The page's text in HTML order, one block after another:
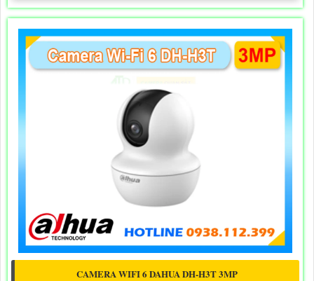
CAMERA WIFI 6 DAHUA DH-H3T 3MP